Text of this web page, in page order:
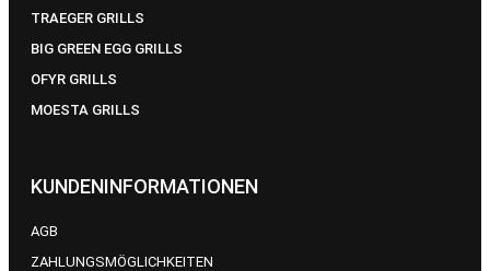
TRAEGER GRILLS
BIG GREEN EGG GRILLS
OFYR GRILLS
MOESTA GRILLS
KUNDENINFORMATIONEN
AGB
ZAHLUNGSMÖGLICHKEITEN